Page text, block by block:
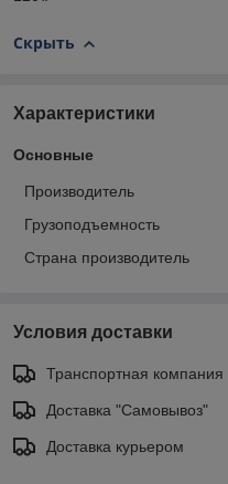
Скрыть
Характеристики
Основные
Производитель
Грузоподъемность
Страна производитель
Условия доставки
Транспортная компания
Доставка "Самовывоз"
Доставка курьером